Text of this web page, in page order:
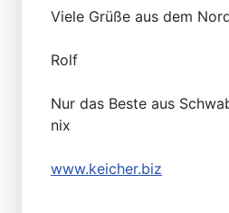
Viele Grüße aus dem
Rolf
Nur das Beste aus
nix
www.keicher.biz